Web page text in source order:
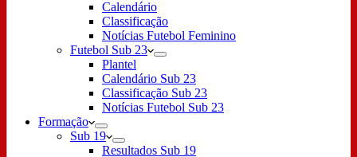
Calendário
Classificação
Notícias Futebol Feminino
Futebol Sub 23
Plantel
Calendário Sub 23
Classificação Sub 23
Notícias Futebol Sub 23
Formação
Sub 19
Resultados Sub 19